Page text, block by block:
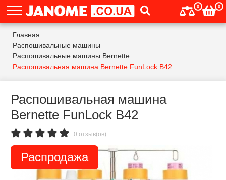
0 0
Главная
Распошивальные машины
Распошивальные машины Bernette
Распошивальная машина Bernette FunLock B42
Распошивальная машина
Bernette FunLock B42
0 отзыв(ов)
Распродажа